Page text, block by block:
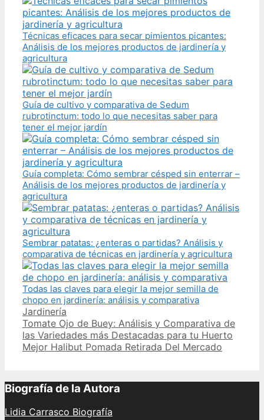
Técnicas eficaces para secar pimientos picantes:
Análisis de los mejores productos de jardinería y
agricultura
Guía de cultivo y comparativa de Sedum
rubrotinctum: todo lo que necesitas saber para
tener el mejor jardín
Guía completa: Cómo sembrar césped sin enterrar –
Análisis de los mejores productos de jardinería y
agricultura
Sembrar patatas: ¿enteras o partidas? Análisis y
comparativa de técnicas en jardinería y agricultura
Todas las claves para elegir la mejor semilla de
chopo en jardinería: análisis y comparativa
Categories
Jardinería
Post
navigation
Tomate Ojo de Buey: Análisis y Comparativa de
las Variedades más Destacadas para tu Huerto
Mejor Halibut Pomada Retirada Del Mercado
Biografía de la Autora
Lidia Carrasco Biografía